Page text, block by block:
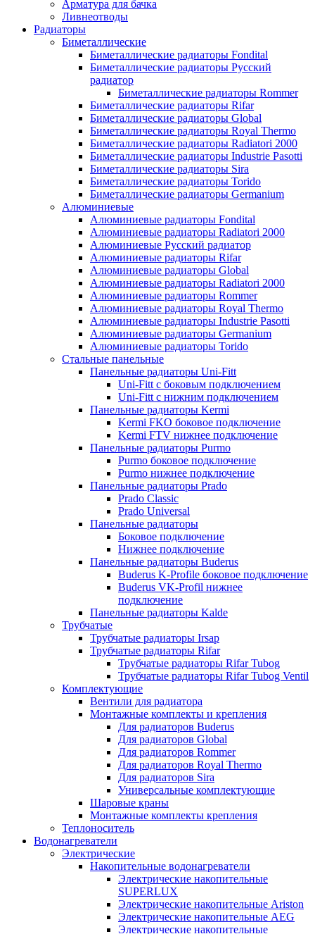
Арматура для бачка
Ливнеотводы
Радиаторы
Биметаллические
Биметаллические радиаторы Fondital
Биметаллические радиаторы Русский
радиатор
Биметаллические радиаторы Rommer
Биметаллические радиаторы Rifar
Биметаллические радиаторы Global
Биметаллические радиаторы Royal Thermo
Биметаллические радиаторы Radiatori 2000
Биметаллические радиаторы Industrie Pasotti
Биметаллические радиаторы Sira
Биметаллические радиаторы Torido
Биметаллические радиаторы Germanium
Алюминиевые
Алюминиевые радиаторы Fondital
Алюминиевые радиаторы Radiatori 2000
Алюминиевые Русский радиатор
Алюминиевые радиаторы Rifar
Алюминиевыe радиаторы Global
Алюминиевыe радиаторы Radiatori 2000
Алюминиевыe радиаторы Rommer
Алюминиевыe радиаторы Royal Thermo
Алюминиевыe радиаторы Industrie Pasotti
Алюминиевыe радиаторы Germanium
Алюминиевыe радиаторы Torido
Стальные панельные
Панельные радиаторы Uni-Fitt
Uni-Fitt с боковым подключением
Uni-Fitt с нижним подключением
Панельные радиаторы Kermi
Kermi FKO боковое подключение
Kermi FTV нижнее подключение
Панельные радиаторы Purmo
Purmo боковое подключение
Purmo нижнее подключение
Панельные радиаторы Prado
Prado Classic
Prado Universal
Панельные радиаторы
Боковое подключение
Нижнее подключение
Панельные радиаторы Buderus
Buderus K-Profile боковое подключение
Buderus VK-Profil нижнее
подключение
Панельные радиаторы Kalde
Трубчатые
Трубчатые радиаторы Irsap
Трубчатые радиаторы Rifar
Трубчатые радиаторы Rifar Tubog
Трубчатые радиаторы Rifar Tubog Ventil
Комплектующие
Вентили для радиатора
Монтажные комплекты и крепления
Для радиаторов Buderus
Для радиаторов Global
Для радиаторов Rommer
Для радиаторов Royal Thermo
Для радиаторов Sira
Универсальные комплектующие
Шаровые краны
Монтажные комплекты крепления
Теплоноситель
Водонагреватели
Электрические
Накопительные водонагреватели
Электрические накопительные
SUPERLUX
Электрические накопительные Ariston
Электрические накопительные AEG
Электрические накопительные